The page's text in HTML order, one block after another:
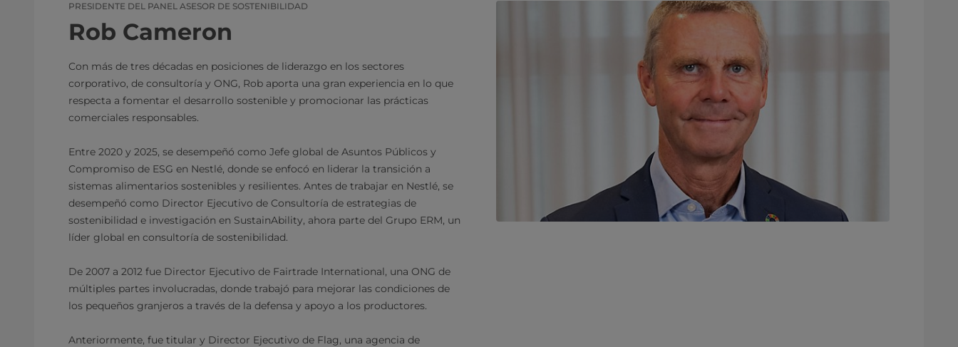
PRESIDENTE DEL PANEL ASESOR DE SOSTENIBILIDAD
Rob Cameron
Con más de tres décadas en posiciones de liderazgo en los sectores
corporativo, de consultoría y ONG, Rob aporta una gran experiencia en lo que
respecta a fomentar el desarrollo sostenible y promocionar las prácticas
comerciales responsables.
Entre 2020 y 2025, se desempeñó como Jefe global de Asuntos Públicos y
Compromiso de ESG en Nestlé, donde se enfocó en liderar la transición a
sistemas alimentarios sostenibles y resilientes. Antes de trabajar en Nestlé, se
desempeñó como Director Ejecutivo de Consultoría de estrategias de
sostenibilidad e investigación en SustainAbility, ahora parte del Grupo ERM, un
líder global en consultoría de sostenibilidad.
De 2007 a 2012 fue Director Ejecutivo de Fairtrade International, una ONG de
múltiples partes involucradas, donde trabajó para mejorar las condiciones de
los pequeños granjeros a través de la defensa y apoyo a los productores.
Anteriormente, fue titular y Director Ejecutivo de Flag, una agencia de